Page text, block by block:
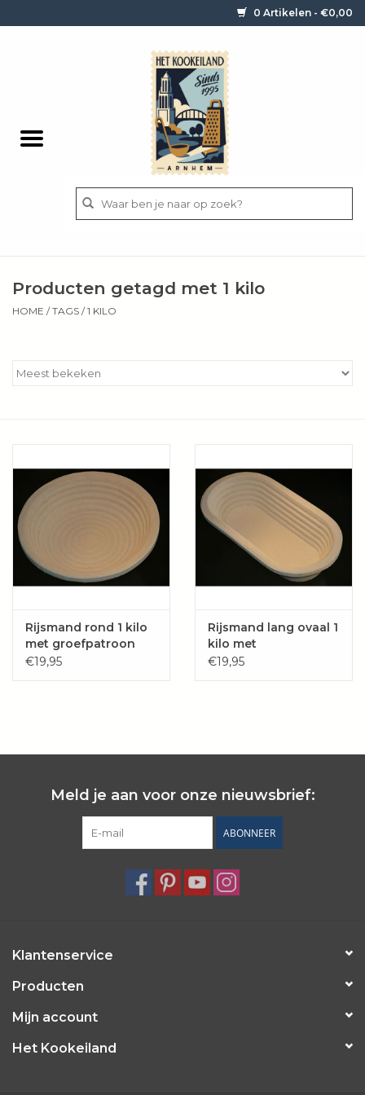
0 Artikelen - €0,00
Bestek
Apparatuur
Aanbiedingen ✅
Cadeau idee
Cadeaubonnen
Wie zijn wij?
Producten getagd met 1 kilo
HOME /TAGS /1 KILO
Rijsmand rond 1 kilo
met groefpatroon
€19,95
Rijsmand lang ovaal 1
kilo met
groefpatroon
€19,95
Meld je aan voor onze nieuwsbrief:
ABONNEER
Klantenservice
Producten
Mijn account
Het Kookeiland